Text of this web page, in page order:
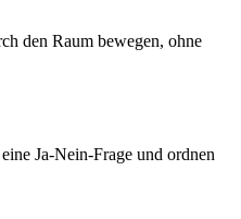
den Raum bewegen, ohne
Ja-Nein-Frage und ordnen